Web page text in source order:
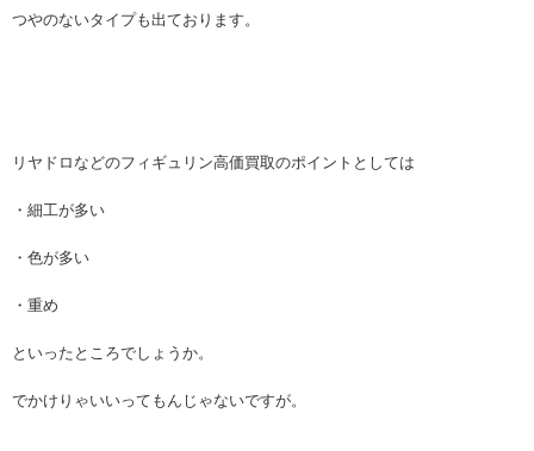
つやのないタイプも出ております。
リヤドロなどのフィギュリン高価買取のポイントとしては
・細工が多い
・色が多い
・重め
といったところでしょうか。
でかけりゃいいってもんじゃないですが。